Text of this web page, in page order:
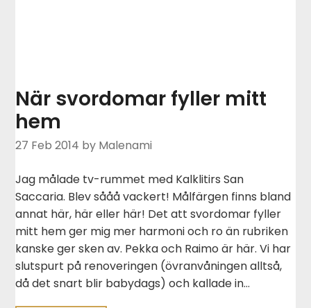
När svordomar fyller mitt
hem
27 Feb 2014 by Malenami
Jag målade tv-rummet med Kalklitirs San
Saccaria. Blev sååå vackert! Målfärgen finns bland
annat här, här eller här! Det att svordomar fyller
mitt hem ger mig mer harmoni och ro än rubriken
kanske ger sken av. Pekka och Raimo är här. Vi har
slutspurt på renoveringen (övranvåningen alltså,
då det snart blir babydags) och kallade in…